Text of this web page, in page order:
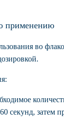
применению
во
60 секунд, затем